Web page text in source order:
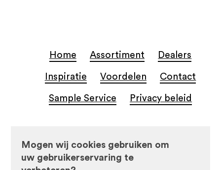
Home Assortiment Dealers
Inspiratie Voordelen Contact
Sample Service Privacy beleid
Mogen wij cookies gebruiken om
uw gebruikerservaring te